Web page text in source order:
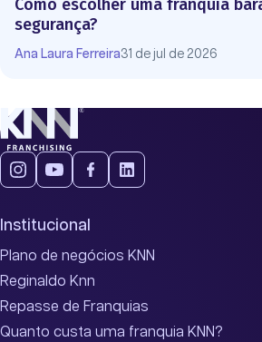
Como escolher uma franquia
segurança?
Ana Laura Ferreira31 de jul de 2026
Institucional
Plano de negócios KNN
Reginaldo Knn
Repasse de Franquias
Quanto custa uma franquia KNN?